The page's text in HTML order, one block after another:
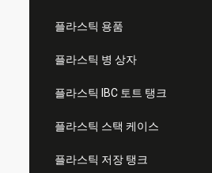
플라스틱 용품
플라스틱 병 상자
플라스틱 IBC 토트 탱크
플라스틱 스택 케이스
플라스틱 저장 탱크